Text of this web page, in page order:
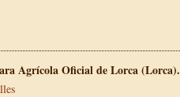
Agrícola Oficial de Lorca (Lorca).